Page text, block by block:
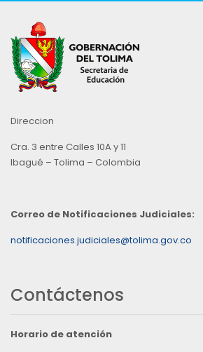
Direccion
Cra. 3 entre Calles 10A y 11
Ibagué – Tolima – Colombia
Correo de Notificaciones Judiciales:
notificaciones.judiciales@tolima.gov.co
Contáctenos
Horario de atención